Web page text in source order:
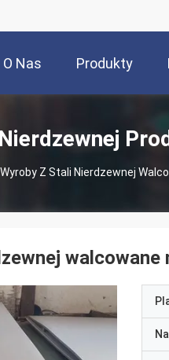
O Nas Produkty
Wyroby Z Stali Nierdzewnej
walcowane